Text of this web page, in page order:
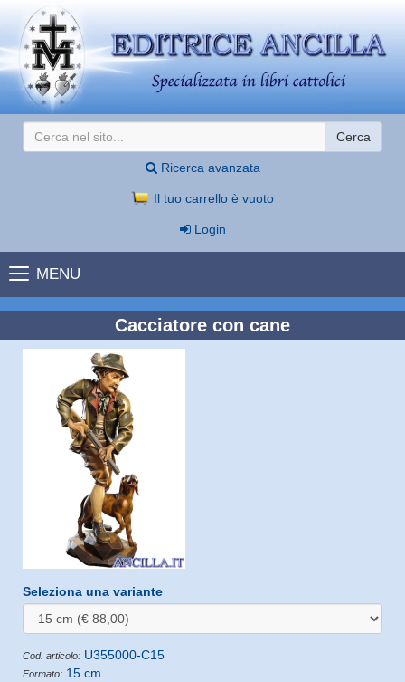
Cerca
Ricerca avanzata
Il tuo carrello è vuoto
Login
MENU
Cacciatore con cane
Seleziona una variante
Cod. articolo: U355000-C15
Formato: 15 cm